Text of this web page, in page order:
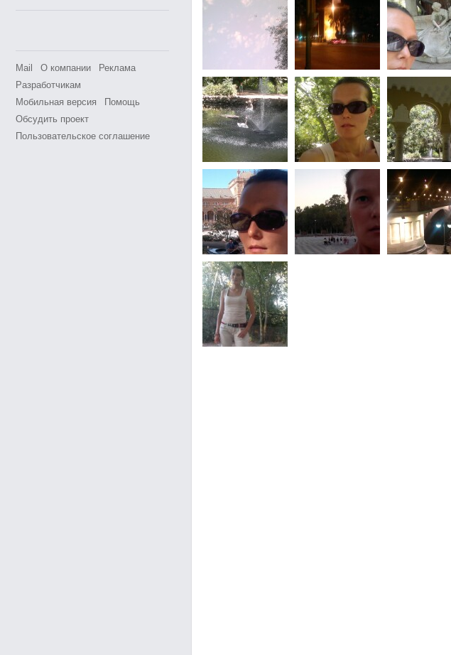
Mail О компании
Реклама
Разработчикам
Мобильная версия
Помощь
Обсудить проект
Пользовательское соглашение